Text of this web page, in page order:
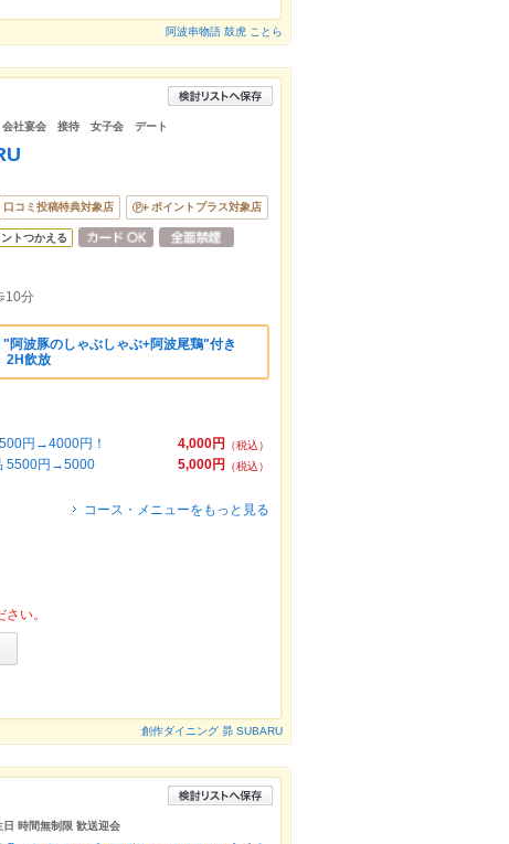
阿波串物語 鼓虎 ことら
社宴会 接待 女子会 デート
口コミ投稿特典対象店 ポイントプラス対象店
トつかえる
10分
波豚のしゃぶしゃぶ+阿波尾鶏"付き
2H飲放
4,000円
（税込）
円→4000円！
5,000円
（税込）
5500円→5000
コース・メニューをもっと見る
い。
創作ダイニング 昴 SUBARU
時間無制限 歓送迎会